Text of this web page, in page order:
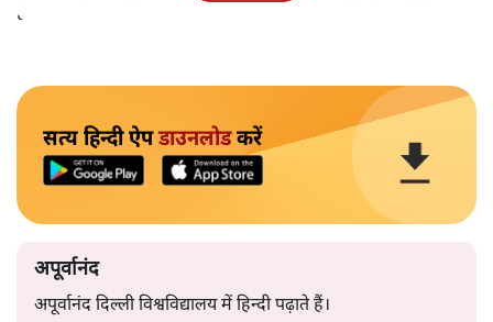
हैं।भारत के तक़रीबन हर हिस्से से ऐसी खबर आती ही रहती है।
सत्य हिन्दी ऐपडाउनलोडकरें
अपूर्वानंद
अपूर्वानंद दिल्ली विश्वविद्यालय में हिन्दी पढ़ाते हैं।